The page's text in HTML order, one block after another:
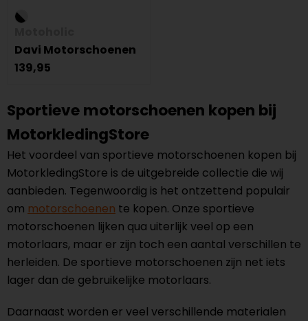
Davi Motorschoenen
139,95
Sportieve motorschoenen kopen bij
MotorkledingStore
Het voordeel van sportieve motorschoenen kopen bij
MotorkledingStore is de uitgebreide collectie die wij
aanbieden. Tegenwoordig is het ontzettend populair
om motorschoenen te kopen. Onze sportieve
motorschoenen lijken qua uiterlijk veel op een
motorlaars, maar er zijn toch een aantal verschillen te
herleiden. De sportieve motorschoenen zijn net iets
lager dan de gebruikelijke motorlaars.
Daarnaast worden er veel verschillende materialen